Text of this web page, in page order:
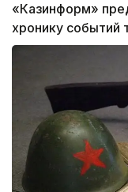
«Казинформ»
хронику событий